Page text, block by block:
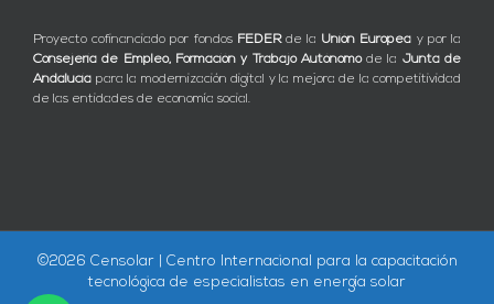
Proyecto cofinanciado por fondos FEDERde la Unión Europea y por la
Consejería de Empleo, Formación y Trabajo Autónomode la Junta de
Andalucía para la modernización digital y la mejora de la competitividad
de las entidades de economía social.
©2026 Censolar | Centro Internacional para la capacitación
tecnológica de especialistas en energía solar